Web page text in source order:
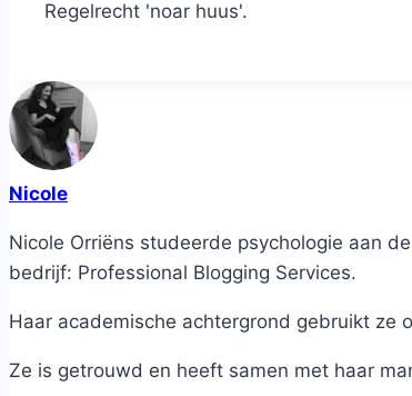
Regelrecht 'noar huus'.
Nicole
Nicole Orriëns studeerde psychologie aan
bedrijf: Professional Blogging Services.
Haar academische achtergrond gebruikt ze
Ze is getrouwd en heeft samen met haar